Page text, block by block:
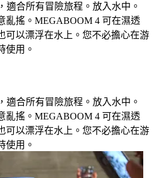
適合所有冒險旅程。放入水中。
亂搖。MEGABOOM 4 可在濕透
可以漂浮在水上。您不必擔心在游
使用。
適合所有冒險旅程。放入水中。
亂搖。MEGABOOM 4 可在濕透
可以漂浮在水上。您不必擔心在游
使用。